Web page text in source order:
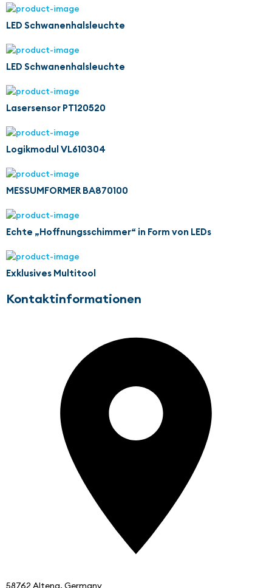
LED Schwanenhalsleuchte
LED Schwanenhalsleuchte
Lasersensor PT120520
Logikmodul VL610304
MESSUMFORMER BA870100
Echte „Hoffnungsschimmer“ in Form von LEDs
Exklusives Multitool
Kontaktinformationen
58762 Altena, Germany